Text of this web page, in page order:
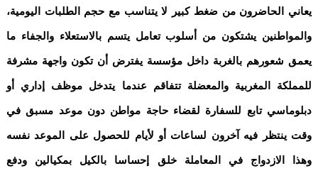
يعاني الحاضرون من ضغط كبير لا يتناسب مع حجم الطلبات اليومية،
والمواطنين يشتكون من أسلوب تعامل يتسم بالاستعلاء والجفاء ما
يعمق شعورهم بالغربة داخل مؤسسة يفترض أن تكون واجهة مشرفة
للمملكة المغربية والمعضلة تتفاقم عندما يتدخل موظف إداري أو
دبلوماسي تابع للسفارة لقضاء حاجة مواطن دون موعد مسبق في
وقت ينتظر فيه آخرون لساعات أو لأيام للحصول على الموعد نفسه
وهذا الازدواج في المعاملة خلق إحساسا بالكيل بمكيالين ودفع